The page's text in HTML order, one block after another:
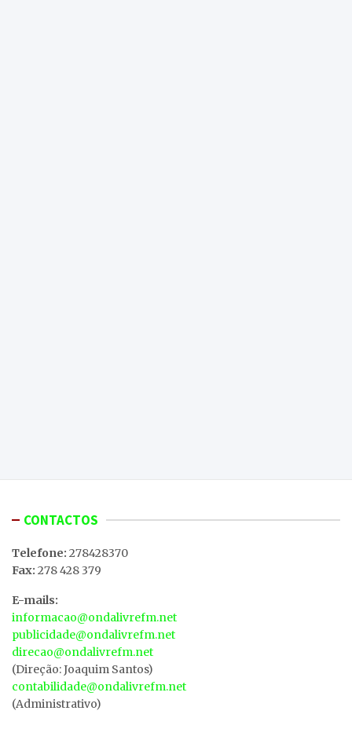
CONTACTOS
Telefone: 278428370
Fax: 278 428 379
E-mails:
informacao@ondalivrefm.net
publicidade@ondalivrefm.net
direcao@ondalivrefm.net
(Direção: Joaquim Santos)
contabilidade@ondalivrefm.net
(Administrativo)